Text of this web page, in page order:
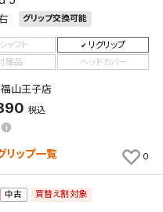
グリップ交換可能
ャフト
リグリップ
属品
ヘッドカバー
福山王子店
税込
リップ一覧 0
中古 買替え割対象